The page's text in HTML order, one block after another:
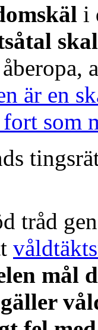
i
är en
fort som
tråd
mål